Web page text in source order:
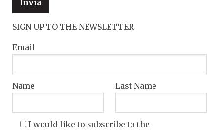
SIGN UP TO THE NEWSLETTER
Email
Name Last Name
I would like to subscribe to the